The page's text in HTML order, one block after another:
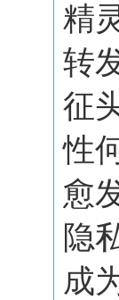
精
转
征
性
愈
隐
成